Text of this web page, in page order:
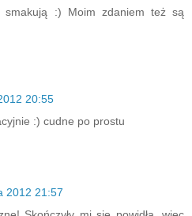
smakują :) Moim zdaniem też są
20:55
:) cudne po prostu
2012 21:57